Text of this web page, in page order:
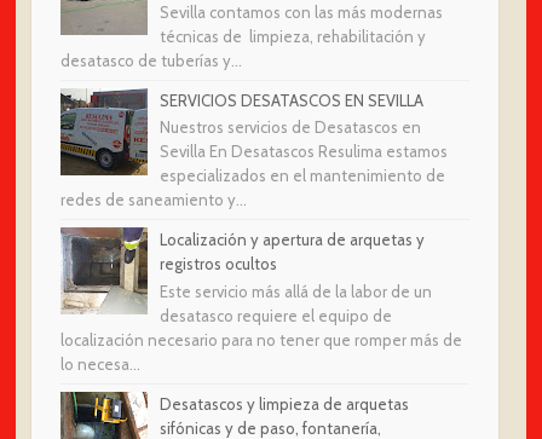
Sevilla contamos con las más modernas
técnicas de limpieza, rehabilitación y
desatasco de tuberías y...
SERVICIOS DESATASCOS EN SEVILLA
Nuestros servicios de Desatascos en
Sevilla En Desatascos Resulima estamos
especializados en el mantenimiento de
redes de saneamiento y...
Localización y apertura de arquetas y
registros ocultos
Este servicio más allá de la labor de un
desatasco requiere el equipo de
localización necesario para no tener que romper más de
lo necesa...
Desatascos y limpieza de arquetas
sifónicas y de paso, fontanería,